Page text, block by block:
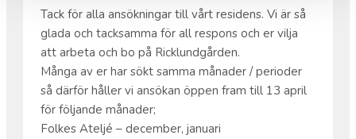
Tack för alla ansökningar till vårt residens. Vi är så
glada och tacksamma för all respons och er vilja
att arbeta och bo på Ricklundgården.
Många av er har sökt samma månader / perioder
så därför håller vi ansökan öppen fram till 13 april
för följande månader;
Folkes Ateljé – december, januari